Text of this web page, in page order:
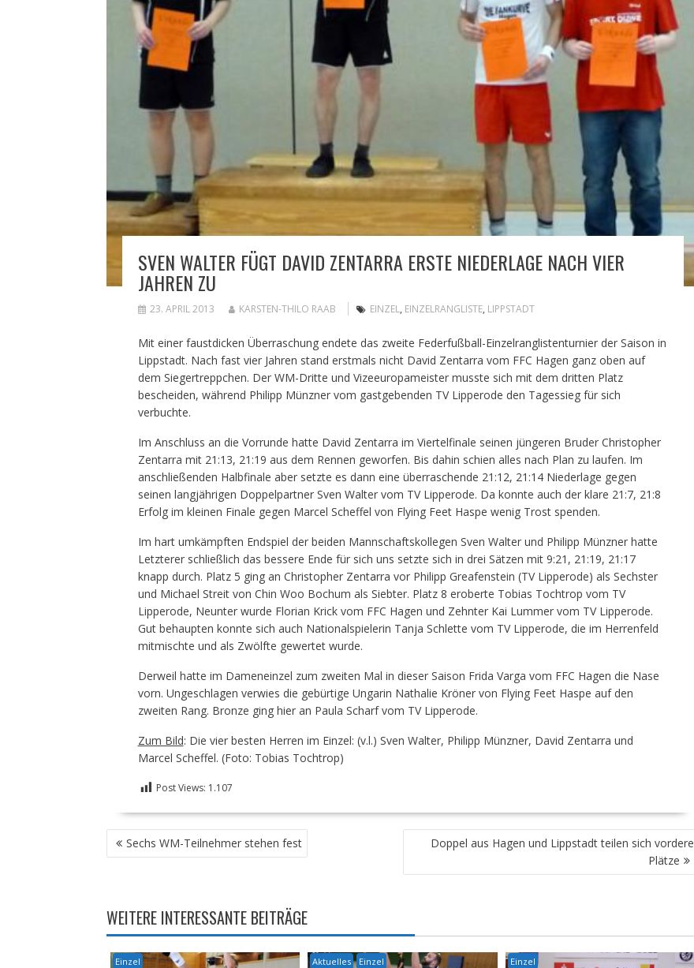
SVEN WALTER FÜGT DAVID ZENTARRA ERSTE NIEDERLAGE NACH VIER
JAHREN ZU
23. APRIL 2013 KARSTEN-THILO RAAB EINZEL, EINZELRANGLISTE, LIPPSTADT
Mit einer faustdicken Überraschung endete das zweite Federfußball-Einzelranglistenturnier der Saison in
Lippstadt. Nach fast vier Jahren stand erstmals nicht David Zentarra vom FFC Hagen ganz oben auf
dem Siegertreppchen. Der WM-Dritte und Vizeeuropameister musste sich mit dem dritten Platz
bescheiden, während Philipp Münzner vom gastgebenden TV Lipperode den Tagessieg für sich
verbuchte.
Im Anschluss an die Vorrunde hatte David Zentarra im Viertelfinale seinen jüngeren Bruder Christopher
Zentarra mit 21:13, 21:19 aus dem Rennen geworfen. Bis dahin schien alles nach Plan zu laufen. Im
anschließenden Halbfinale aber setzte es dann eine überraschende 21:12, 21:14 Niederlage gegen
seinen langjährigen Doppelpartner Sven Walter vom TV Lipperode. Da konnte auch der klare 21:7, 21:8
Erfolg im kleinen Finale gegen Marcel Scheffel von Flying Feet Haspe wenig Trost spenden.
Im hart umkämpften Endspiel der beiden Mannschaftskollegen Sven Walter und Philipp Münzner hatte
Letzterer schließlich das bessere Ende für sich uns setzte sich in drei Sätzen mit 9:21, 21:19, 21:17
knapp durch. Platz 5 ging an Christopher Zentarra vor Philipp Greafenstein (TV Lipperode) als Sechster
und Michael Streit von Chin Woo Bochum als Siebter. Platz 8 eroberte Tobias Tochtrop vom TV
Lipperode, Neunter wurde Florian Krick vom FFC Hagen und Zehnter Kai Lummer vom TV Lipperode.
Gut behaupten konnte sich auch Nationalspielerin Tanja Schlette vom TV Lipperode, die im Herrenfeld
mitmischte und als Zwölfte gewertet wurde.
Derweil hatte im Dameneinzel zum zweiten Mal in dieser Saison Frida Varga vom FFC Hagen die Nase
vorn. Ungeschlagen verwies die gebürtige Ungarin Nathalie Kröner von Flying Feet Haspe auf den
zweiten Rang. Bronze ging hier an Paula Scharf vom TV Lipperode.
Zum Bild: Die vier besten Herren im Einzel: (v.l.) Sven Walter, Philipp Münzner, David Zentarra und
Marcel Scheffel. (Foto: Tobias Tochtrop)
Post Views: 1.107
BEITRAGSNAVIGATION
Sechs WM-Teilnehmer stehen fest
Doppel aus Hagen und Lippstadt teilen sich vordere
Plätze
WEITERE INTERESSANTE BEITRÄGE
Einzel Aktuelles Einzel Einzel